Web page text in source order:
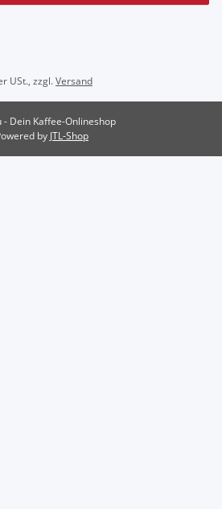
USt., zzgl.Versand
Dein Kaffee-Onlineshop
by JTL-Shop